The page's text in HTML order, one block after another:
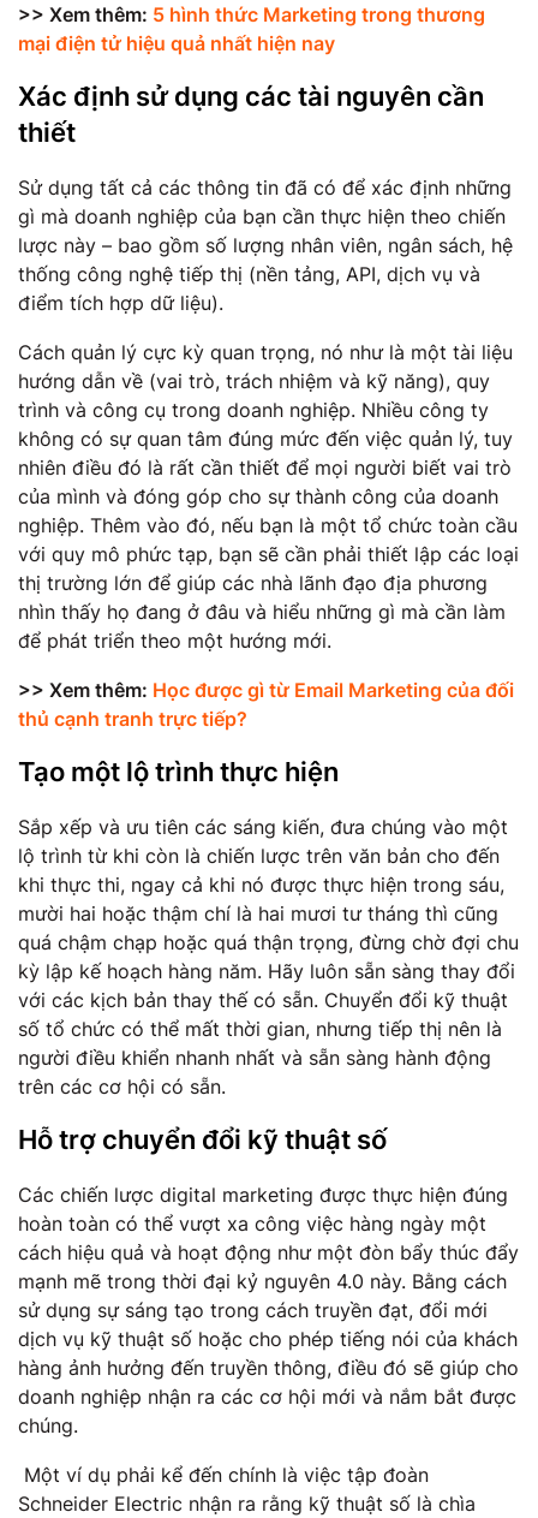
>> Xem thêm: 5 hình thức Marketing trong thương
mại điện tử hiệu quả nhất hiện nay
Xác định sử dụng các tài nguyên cần
thiết
Sử dụng tất cả các thông tin đã có để xác định những
gì mà doanh nghiệp của bạn cần thực hiện theo chiến
lược này – bao gồm số lượng nhân viên, ngân sách, hệ
thống công nghệ tiếp thị (nền tảng, API, dịch vụ và
điểm tích hợp dữ liệu).
Cách quản lý cực kỳ quan trọng, nó như là một tài liệu
hướng dẫn về (vai trò, trách nhiệm và kỹ năng), quy
trình và công cụ trong doanh nghiệp. Nhiều công ty
không có sự quan tâm đúng mức đến việc quản lý, tuy
nhiên điều đó là rất cần thiết để mọi người biết vai trò
của mình và đóng góp cho sự thành công của doanh
nghiệp. Thêm vào đó, nếu bạn là một tổ chức toàn cầu
với quy mô phức tạp, bạn sẽ cần phải thiết lập các loại
thị trường lớn để giúp các nhà lãnh đạo địa phương
nhìn thấy họ đang ở đâu và hiểu những gì mà cần làm
để phát triển theo một hướng mới.
>> Xem thêm: Học được gì từ Email Marketing của đối
thủ cạnh tranh trực tiếp?
Tạo một lộ trình thực hiện
Sắp xếp và ưu tiên các sáng kiến, đưa chúng vào một
lộ trình từ khi còn là chiến lược trên văn bản cho đến
khi thực thi, ngay cả khi nó được thực hiện trong sáu,
mười hai hoặc thậm chí là hai mươi tư tháng thì cũng
quá chậm chạp hoặc quá thận trọng, đừng chờ đợi chu
kỳ lập kế hoạch hàng năm. Hãy luôn sẵn sàng thay đổi
với các kịch bản thay thế có sẵn. Chuyển đổi kỹ thuật
số tổ chức có thể mất thời gian, nhưng tiếp thị nên là
người điều khiển nhanh nhất và sẵn sàng hành động
trên các cơ hội có sẵn.
Hỗ trợ chuyển đổi kỹ thuật số
Các chiến lược digital marketing được thực hiện đúng
hoàn toàn có thể vượt xa công việc hàng ngày một
cách hiệu quả và hoạt động như một đòn bẩy thúc đẩy
mạnh mẽ trong thời đại kỷ nguyên 4.0 này. Bằng cách
sử dụng sự sáng tạo trong cách truyền đạt, đổi mới
dịch vụ kỹ thuật số hoặc cho phép tiếng nói của khách
hàng ảnh hưởng đến truyền thông, điều đó sẽ giúp cho
doanh nghiệp nhận ra các cơ hội mới và nắm bắt được
chúng.
Một ví dụ phải kể đến chính là việc tập đoàn
Schneider Electric nhận ra rằng kỹ thuật số là chìa